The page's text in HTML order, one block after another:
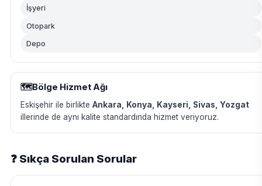
İşyeri
Otopark
Depo
🗺️Bölge Hizmet Ağı
Eskişehir ile birlikte Ankara, Konya, Kayseri, Sivas, Yozgat
illerinde de aynı kalite standardında hizmet veriyoruz.
❓ Sıkça Sorulan Sorular